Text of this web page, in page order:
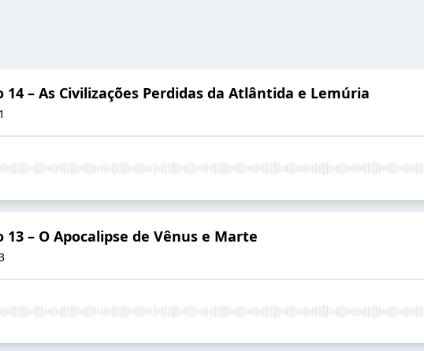
14 – As Civilizações Perdidas da Atlântida e Lemúria
13 – O Apocalipse de Vênus e Marte